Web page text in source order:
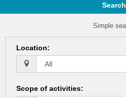
Search
Simple
Location:
Scope of activities: